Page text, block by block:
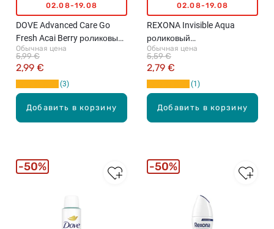
Добавить в корзину
02.08-19.08
DOVE Advanced Care Go
Fresh Acai Berry роликовый
антиперспирант, 50мл
Обычная цена
2,99 €
5,99 €
3
Добавить в корзину
02.08-19.08
REXONA Invisible Aqua
роликовый
антиперспирант, 50мл
Обычная цена
2,79 €
5,59 €
1
50% 50%